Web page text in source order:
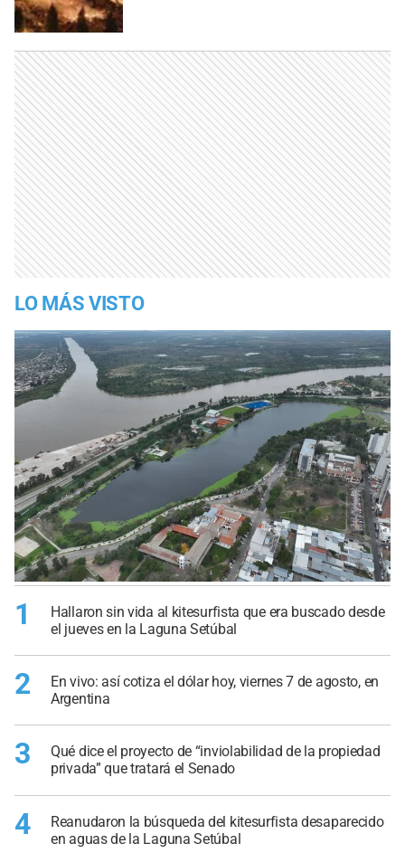
LO MÁS VISTO
1
Hallaron sin vida al kitesurfista que era buscado desde
el jueves en la Laguna Setúbal
2
En vivo: así cotiza el dólar hoy, viernes 7 de agosto, en
Argentina
3
Qué dice el proyecto de “inviolabilidad de la propiedad
privada” que tratará el Senado
4
Reanudaron la búsqueda del kitesurfista desaparecido
en aguas de la Laguna Setúbal